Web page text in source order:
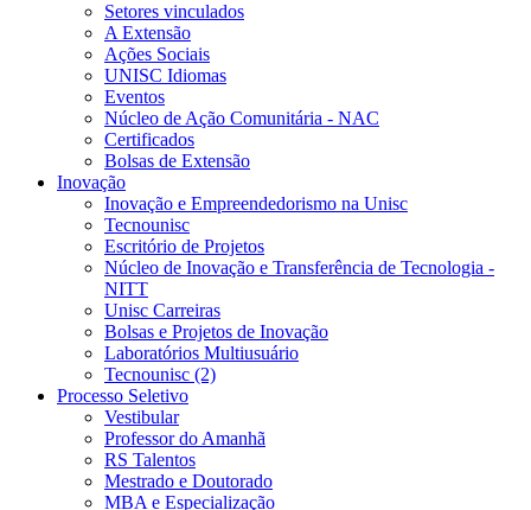
Setores vinculados
A Extensão
Ações Sociais
UNISC Idiomas
Eventos
Núcleo de Ação Comunitária - NAC
Certificados
Bolsas de Extensão
Inovação
Inovação e Empreendedorismo na Unisc
Tecnounisc
Escritório de Projetos
Núcleo de Inovação e Transferência de Tecnologia -
NITT
Unisc Carreiras
Bolsas e Projetos de Inovação
Laboratórios Multiusuário
Tecnounisc (2)
Processo Seletivo
Vestibular
Professor do Amanhã
RS Talentos
Mestrado e Doutorado
MBA e Especialização